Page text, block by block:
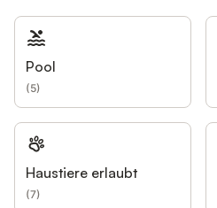
Pool
(5)
Haustiere erlaubt
(7)